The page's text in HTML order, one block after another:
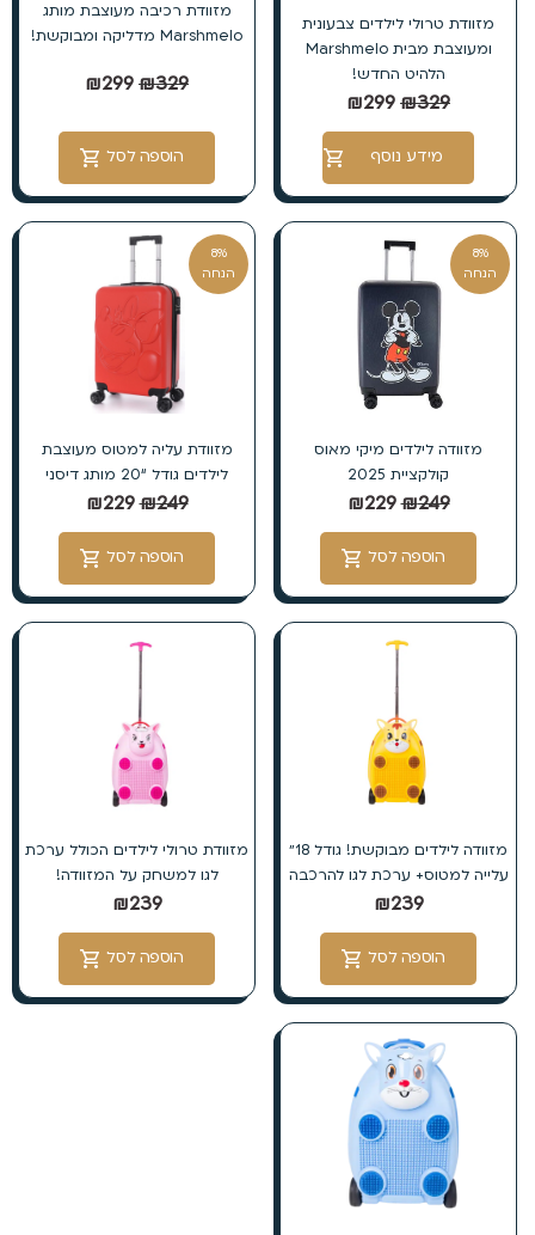
מזוודת טרולי לילדים צבעונית
ומעוצבת מבית Marshmelo
הלהיט החדש!
₪329
₪299
מידע נוסף
מזוודת רכיבה מעוצבת מותג
Marshmelo מדליקה ומבוקשת!
₪329
₪299
הוספה לסל
8%
הנחה
מזוודה לילדים מיקי מאוס
קולקציית 2025
₪249
₪229
הוספה לסל
8%
הנחה
מזוודת עליה למטוס מעוצבת
לילדים גודל “20 מותג דיסני
₪249
₪229
הוספה לסל
מזוודה לילדים מבוקשת! גודל 18״
עלייה למטוס+ ערכת לגו להרכבה
₪239
הוספה לסל
מזוודת טרולי לילדים הכולל ערכת
לגו למשחק על המזוודה!
₪239
הוספה לסל